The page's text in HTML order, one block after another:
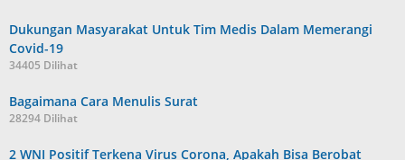
Dukungan Masyarakat Untuk Tim Medis Dalam Memerangi
Covid-19
34405 Dilihat
Bagaimana Cara Menulis Surat
28294 Dilihat
2 WNI Positif Terkena Virus Corona, Apakah Bisa Berobat